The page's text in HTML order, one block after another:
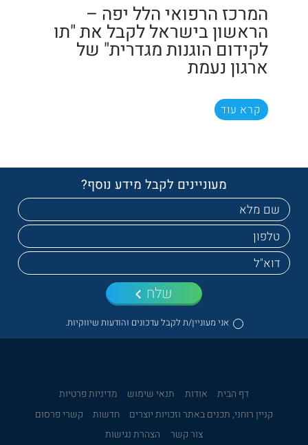
המרכז הרפואי הלל יפה –
הראשון בישראל לקבל את "תו
לקידום הוגנות מגדרית" של
ארגון נעמת
קרא עוד
מעוניינים לקבל מידע נוסף?
אני מעוניין/ת לקבל עדכונים והודעות שיווקיות.
שלח
דף הבית אודות תנאי שימוש
מדיניות פרטיות
קניין רוחני, תכנים באתר וזכויות יוצרים
חדשות
קשרי פרסום
צור קשר
הצהרת נגישות